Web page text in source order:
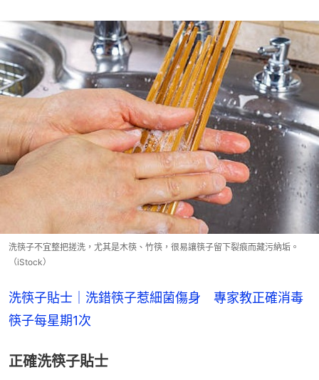
洗筷子不宜整把搓洗，尤其是木筷、竹筷，很易讓筷子留下裂痕而藏污納垢。
（iStock）
洗筷子貼士｜洗錯筷子惹細菌傷身　專家教正確消毒
筷子每星期1次
正確洗筷子貼士